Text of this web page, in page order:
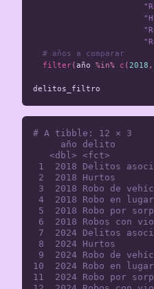
# años a comparar
filter(año %in% c (2018 ,
delitos_filtro
# A tibble: 12 × 3
año delito
<dbl> <fct>
1  2018 Delitos
2  2018 Hurtos
3  2018 Robo de
4  2018 Robo en
5  2018 Robo por
6  2018 Robos con
7  2024 Delitos
8  2024 Hurtos
9  2024 Robo de
10  2024 Robo en
11  2024 Robo por